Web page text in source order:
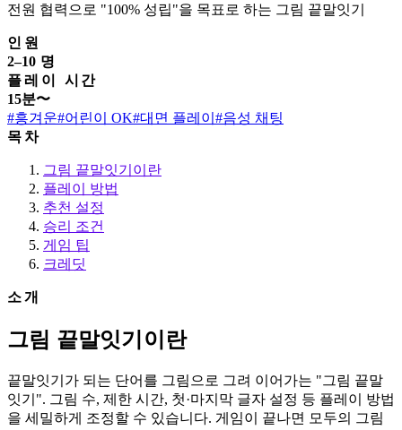
전원 협력으로 "100% 성립"을 목표로 하는 그림 끝말잇기
인원
2–10 명
플레이 시간
15분〜
#흥겨운#어린이 OK#대면 플레이 #음성 채팅
목차
그림 끝말잇기이란
플레이 방법
추천 설정
승리 조건
게임 팁
크레딧
소개
그림 끝말잇기이란
끝말잇기가 되는 단어를 그림으로 그려 이어가는 "그림 끝말
잇기". 그림 수, 제한 시간, 첫·마지막 글자 설정 등 플레이 방법
을 세밀하게 조정할 수 있습니다. 게임이 끝나면 모두의 그림